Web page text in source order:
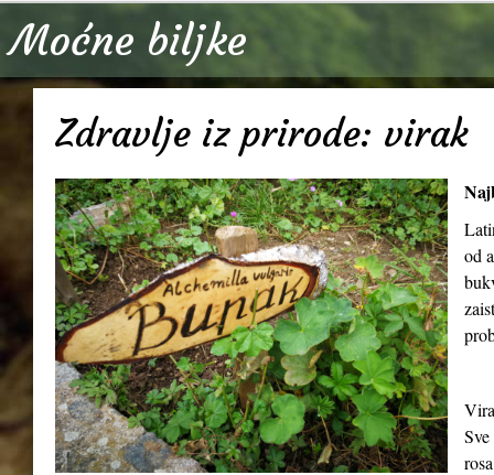
Moćne biljke
Zdravlje iz prirode: virak
od